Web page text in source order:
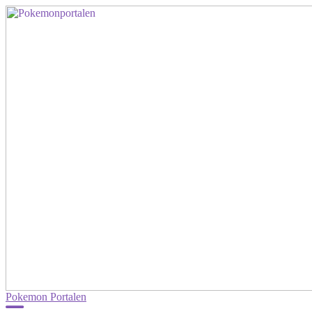
Pokemon Portalen